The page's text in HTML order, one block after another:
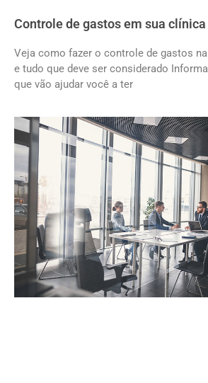
Controle de gastos em sua
Veja como fazer o controle de gastos
e tudo que deve ser considerado
que vão ajudar você a ter